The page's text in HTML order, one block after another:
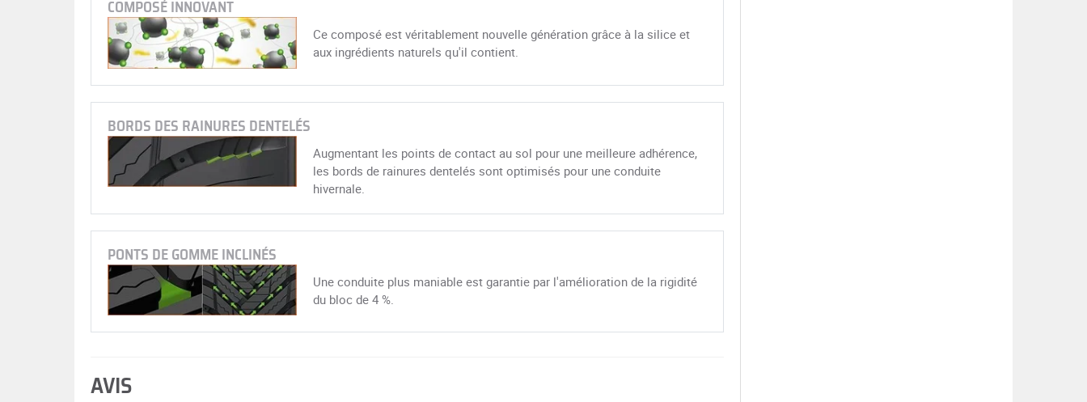
COMPOSÉ INNOVANT
Ce composé est véritablement nouvelle génération grâce à la silice et
aux ingrédients naturels qu'il contient.
BORDS DES RAINURES DENTELÉS
Augmentant les points de contact au sol pour une meilleure adhérence,
les bords de rainures dentelés sont optimisés pour une conduite
hivernale.
PONTS DE GOMME INCLINÉS
Une conduite plus maniable est garantie par l'amélioration de la rigidité
du bloc de 4 %.
AVIS